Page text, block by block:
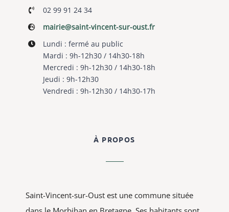
02 99 91 24 34
mairie@saint-vincent-sur-oust.fr
Lundi : fermé au public
Mardi : 9h-12h30 / 14h30-18h
Mercredi : 9h-12h30 / 14h30-18h
Jeudi : 9h-12h30
Vendredi : 9h-12h30 / 14h30-17h
À PROPOS
Saint-Vincent-sur-Oust est une commune située